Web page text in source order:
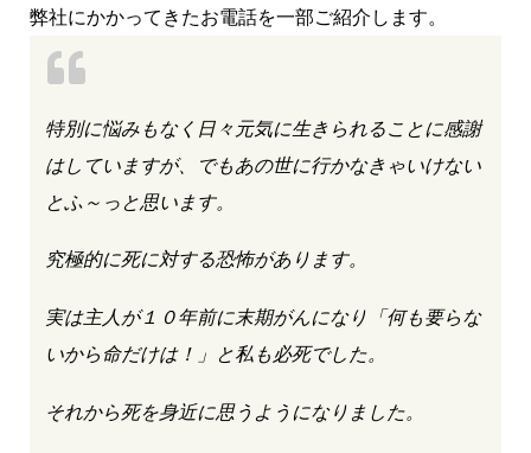
弊社にかかってきたお電話を一部ご紹介します。
特別に悩みもなく日々元気に生きられることに感謝
はしていますが、でもあの世に行かなきゃいけない
とふ～っと思います。
究極的に死に対する恐怖があります。
実は主人が１０年前に末期がんになり「何も要らな
いから命だけは！」と私も必死でした。
それから死を身近に思うようになりました。